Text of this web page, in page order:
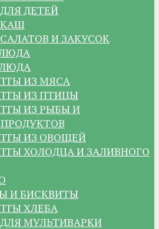
ДЕТЕЙ
И ЗАКУСОК
ИЗ МЯСА
ИЗ ПТИЦЫ
ИЗ РЫБЫ И
ИЗ ОВОЩЕЙ
ХОЛОДЦА И ЗАЛИВНОГО
И БИСКВИТЫ
ХЛЕБА
МУЛЬТИВАРКИ